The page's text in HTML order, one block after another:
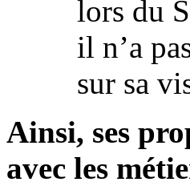
lors du
il n’a
sur sa
Ainsi, ses
avec les